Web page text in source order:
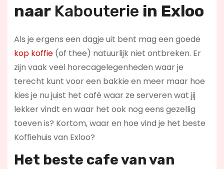
naar Kabouterie in Exloo
Als je ergens een dagje uit bent mag een goede
kop koffie(of thee) natuurlijk niet ontbreken. Er
zijn vaak veel horecagelegenheden waar je
terecht kunt voor een bakkie en meer maar hoe
kies je nu juist het café waar ze serveren wat jij
lekker vindt en waar het ook nog eens gezellig
toeven is? Kortom, waar en hoe vind je het beste
Koffiehuis van Exloo?
Het beste cafe van van